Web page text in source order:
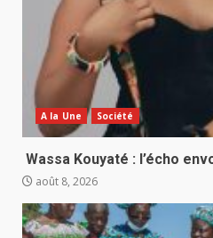
A la Une Société
Wassa Kouyaté : l’écho
août 8, 2026